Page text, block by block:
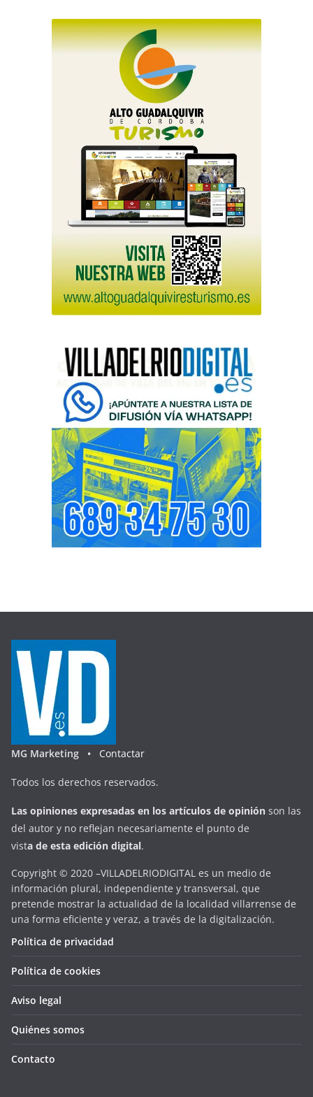
MG Marketing • Contactar
Todos los derechos reservados.
Las opiniones expresadas en los artículos de opinión son las
del autor y no reflejan necesariamente el punto de
vista de esta edición digital.
Copyright © 2020 –VILLADELRIODIGITAL es un medio de
información plural, independiente y transversal, que
pretende mostrar la actualidad de la localidad villarrense de
una forma eficiente y veraz, a través de la digitalización.
Política de privacidad
Política de cookies
Aviso legal
Quiénes somos
Contacto